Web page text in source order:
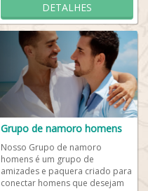
DETALHES
Grupo de namoro homens
Nosso Grupo de namoro
homens é um grupo de
amizades e paquera criado para
conectar homens que desejam